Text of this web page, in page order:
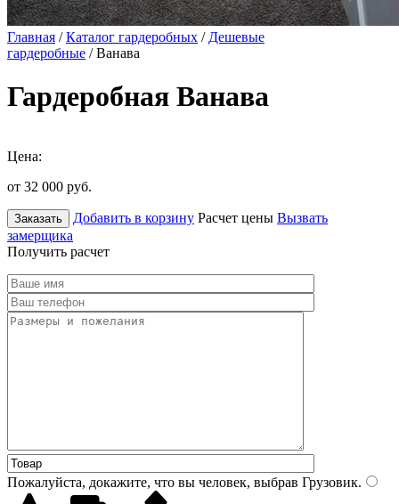
Главная /Каталог гардеробных / Дешевые
гардеробные / Ванава
Гардеробная Ванава
Цена:
от 32 000 руб.
Заказать Добавить в корзину Расчет цены Вызвать
замерщика
Получить расчет
Пожалуйста, докажите, что вы человек, выбрав Грузовик.